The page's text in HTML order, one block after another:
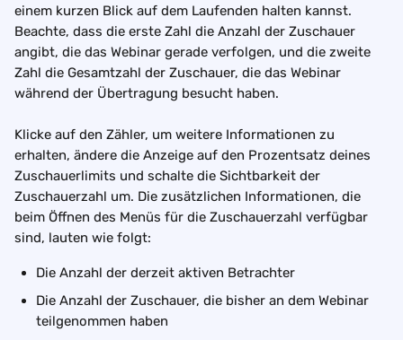
einem kurzen Blick auf dem Laufenden halten kannst.
Beachte, dass die erste Zahl die Anzahl der Zuschauer
angibt, die das Webinar gerade verfolgen, und die zweite
Zahl die Gesamtzahl der Zuschauer, die das Webinar
während der Übertragung besucht haben.
Klicke auf den Zähler, um weitere Informationen zu
erhalten, ändere die Anzeige auf den Prozentsatz deines
Zuschauerlimits und schalte die Sichtbarkeit der
Zuschauerzahl um. Die zusätzlichen Informationen, die
beim Öffnen des Menüs für die Zuschauerzahl verfügbar
sind, lauten wie folgt:
Die Anzahl der derzeit aktiven Betrachter
Die Anzahl der Zuschauer, die bisher an dem Webinar
teilgenommen haben